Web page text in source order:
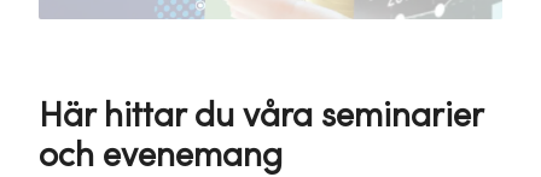
Här hittar du våra seminarier
och evenemang